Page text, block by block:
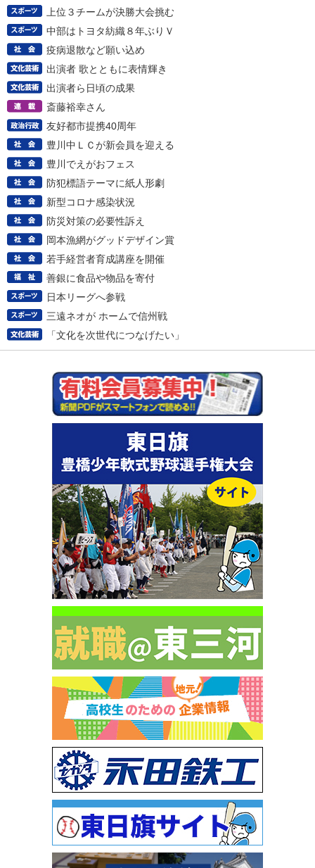
上位３チームが決勝大会挑む
中部はトヨタ紡織８年ぶりＶ
疫病退散など願い込め
出演者 歌とともに表情輝き
出演者ら日頃の成果
斎藤裕幸さん
友好都市提携40周年
豊川中ＬＣが新会員を迎える
豊川でえがおフェス
防犯標語テーマに紙人形劇
新型コロナ感染状況
防災対策の必要性訴え
岡本漁網がグッドデザイン賞
若手経営者育成講座を開催
善銀に食品や物品を寄付
日本リーグへ参戦
三遠ネオが ホームで信州戦
「文化を次世代につなげたい」